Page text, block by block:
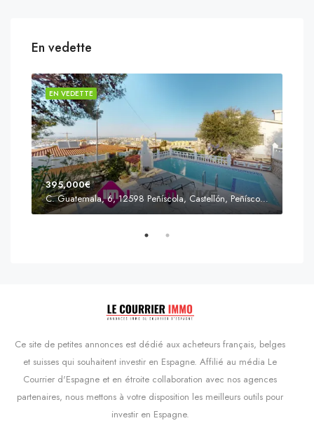
En vedette
EN VEDETTE
395,000€
C. Guatemala, 6, 12598 Peñíscola, Castellón, Peñíscola, Communauté valencienne
Ce site de petites annonces est dédié aux acheteurs français, belges
et suisses qui souhaitent investir en Espagne. Affilié au média Le
Courrier d'Espagne et en étroite collaboration avec nos agences
partenaires, nous mettons à votre disposition les meilleurs outils pour
investir en Espagne.